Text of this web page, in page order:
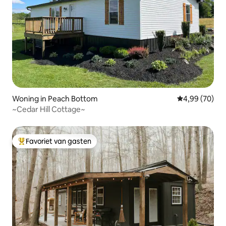
Woning in Peach Bottom Gemiddelde
4,99 (70)
~Cedar Hill Cottage~
Topfavoriet van gasten
Favoriet van gasten